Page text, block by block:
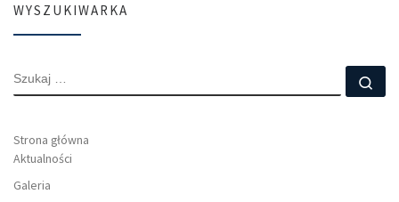
WYSZUKIWARKA
SZUKAJ
Strona główna
Aktualności
Galeria